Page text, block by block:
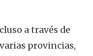
a través de
provincias,